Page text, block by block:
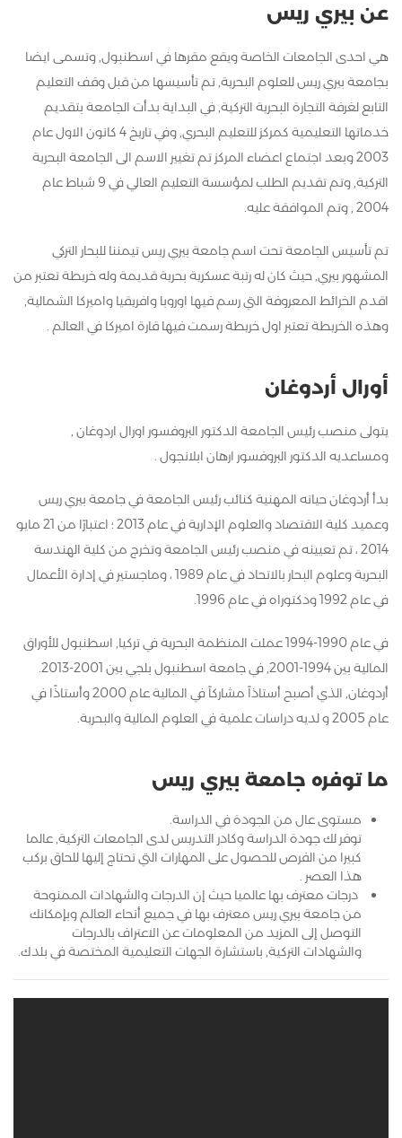
عن بيري ريس
هي احدى الجامعات الخاصة ويقع مقرها في اسطنبول, وتسمى ايضا
بجامعة بيري ريس للعلوم البحرية, تم تأسيسها من قبل وقف التعليم
التابع لغرفة التجارة البحرية التركية, في البداية بدأت الجامعة بتقديم
خدماتها التعليمية كمركز للتعليم البحري, وفي تاريخ 4 كانون الاول عام
2003 وبعد اجتماع اعضاء المركز تم تغيير الاسم الى الجامعة البحرية
التركية, وتم تقديم الطلب لمؤسسة التعليم العالي في 9 شباط عام
2004 , وتم الموافقة عليه.
تم تأسيس الجامعة تحت اسم جامعة بيري ريس تيمننا للبحار التركي
المشهور بيري, حيث كان له رتبة عسكرية بحرية قديمة وله خريطة تعتبر من
اقدم الخرائط المعروفة التي رسم فيها اوروبا وافريقيا واميركا الشمالية,
وهذه الخريطة تعتبر اول خريطة رسمت فيها قارة اميركا في العالم .
أورال أردوغان
يتولى منصب رئيس الجامعة الدكتور البروفسور اورال اردوغان ,
ومساعديه الدكتور البروفسور ارهان ابلانجول .
بدأ أردوغان حياته المهنية كنائب رئيس الجامعة في جامعة بيري ريس
وعميد كلية الاقتصاد والعلوم الإدارية في عام 2013 ؛ اعتبارًا من 21 مايو
2014 ، تم تعيينه في منصب رئيس الجامعة وتخرج من كلية الهندسة
البحرية وعلوم البحار بالاتحاد في عام 1989 ، وماجستير في إدارة الأعمال
في عام 1992 ودكتوراه في عام 1996.
في عام 1990-1994 عملت المنظمة البحرية في تركيا, اسطنبول للأوراق
المالية بين 1994-2001, في جامعة اسطنبول بلجي بين 2001-2013.
أردوغان, الذي أصبح أستاذاً مشاركاً في المالية عام 2000 وأستاذًا في
عام 2005 و لديه دراسات علمية في العلوم المالية والبحرية.
ما توفره جامعة بيري ريس
مستوى عال من الجودة في الدراسة.
توفر لك جودة الدراسة وكادر التدريس لدى الجامعات التركية, عالما
كبيرا من الفرص للحصول على المهارات التي تحتاج إليها للحاق بركب
هذا العصر .
درجات معترف بها عالميا حيث إن الدرجات والشهادات الممنوحة
من جامعة بيري ريس معترف بها في جميع أنحاء العالم وبإمكانك
التوصل إلى المزيد من المعلومات عن الاعتراف بالدرجات
والشهادات التركية, باستشارة الجهات التعليمية المختصة في بلدك.